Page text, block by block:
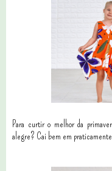
Para curtir o melhor da
alegre? Cai bem em